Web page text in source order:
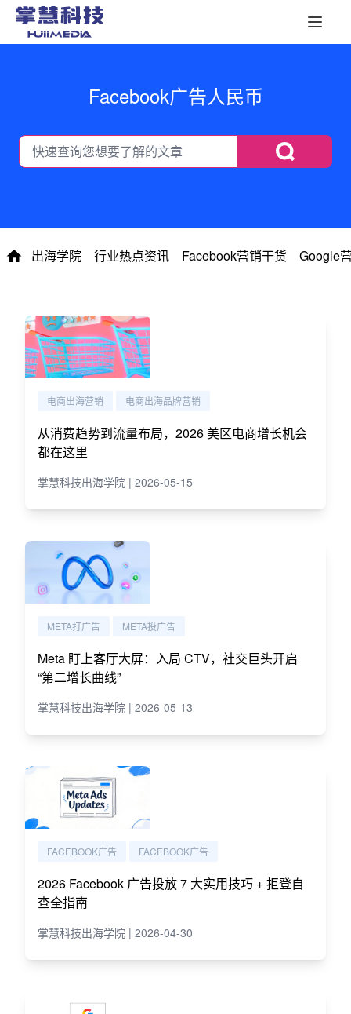
Facebook广告人民币
出海学院 行业热点资讯 Facebook营销干货 Google
电商出海营销 电商出海品牌营销
从消费趋势到流量布局，2026 美区电商增长机会
都在这里
掌慧科技出海学院 | 2026-05-15
META打广告 META投广告
Meta 盯上客厅大屏：入局 CTV，社交巨头开启
“第二增长曲线”
掌慧科技出海学院 | 2026-05-13
FACEBOOK广告 FACEBOOK广告
2026 Facebook 广告投放 7 大实用技巧 + 拒登自
查全指南
掌慧科技出海学院 | 2026-04-30